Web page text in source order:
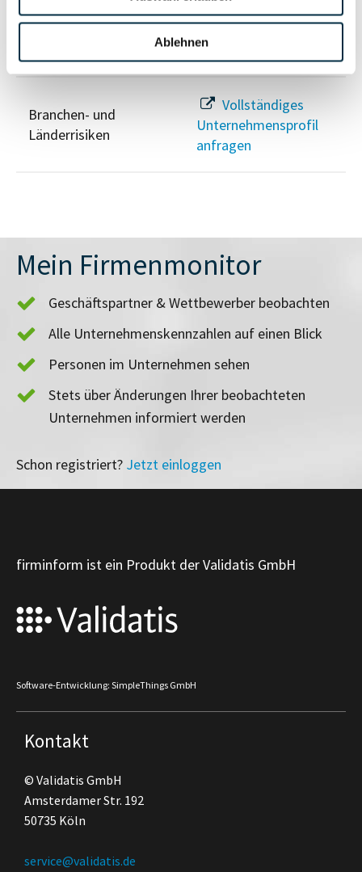
Ablehnen
Insolvenzinformationen
Vollständiges
Unternehmensprofil
anfragen
Branchen- und
Länderrisiken
Vollständiges
Unternehmensprofil
anfragen
Mein Firmenmonitor
Geschäftspartner & Wettbewerber beobachten
Alle Unternehmenskennzahlen auf einen Blick
Personen im Unternehmen sehen
Stets über Änderungen Ihrer beobachteten
Unternehmen informiert werden
Schon registriert? Jetzt einloggen
firminform ist ein Produkt der Validatis GmbH
Software-Entwicklung: SimpleThings GmbH
Kontakt
© Validatis GmbH
Amsterdamer Str. 192
50735 Köln
service@validatis.de